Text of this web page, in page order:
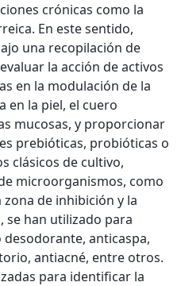
crónicas como la
En este sentido,
una recopilación de
la acción de activos
en la modulación de la
en la piel, el cuero
mucosas, y proporcionar
prebióticas, probióticas o
clásicos de cultivo,
microorganismos, como
de inhibición y la
se han utilizado para
anticaspa,
antiacné, entre otros.
para identificar la